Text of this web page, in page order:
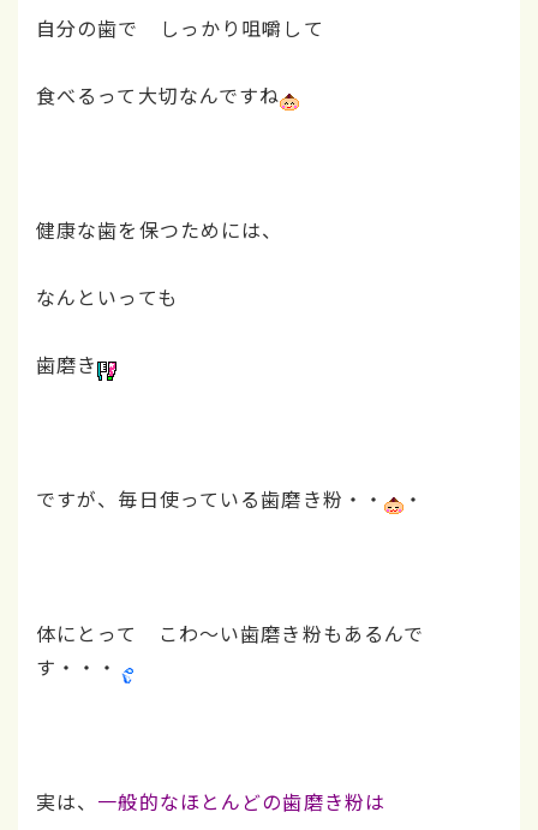
自分の歯で しっかり咀嚼して
食べるって大切なんですね
健康な歯を保つためには、
なんといっても
歯磨き
ですが、毎日使っている歯磨き粉・・ ・
体にとって こわ～い歯磨き粉もあるんで
す・・・
実は、 一般的なほとんどの歯磨き粉は